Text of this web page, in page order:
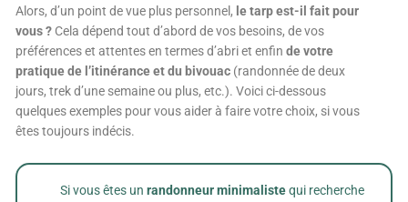
Alors, d’un point de vue plus personnel, le tarp est-il fait pour
vous ? Cela dépend tout d’abord de vos besoins, de vos
préférences et attentes en termes d’abri et enfinde votre
pratique de l’itinérance et du bivouac (randonnée de deux
jours, trek d’une semaine ou plus, etc.).Voici ci-dessous
quelques exemples pour vous aider à faire votre choix, si vous
êtes toujours indécis.
Si vous êtes unrandonneur minimalistequi recherche